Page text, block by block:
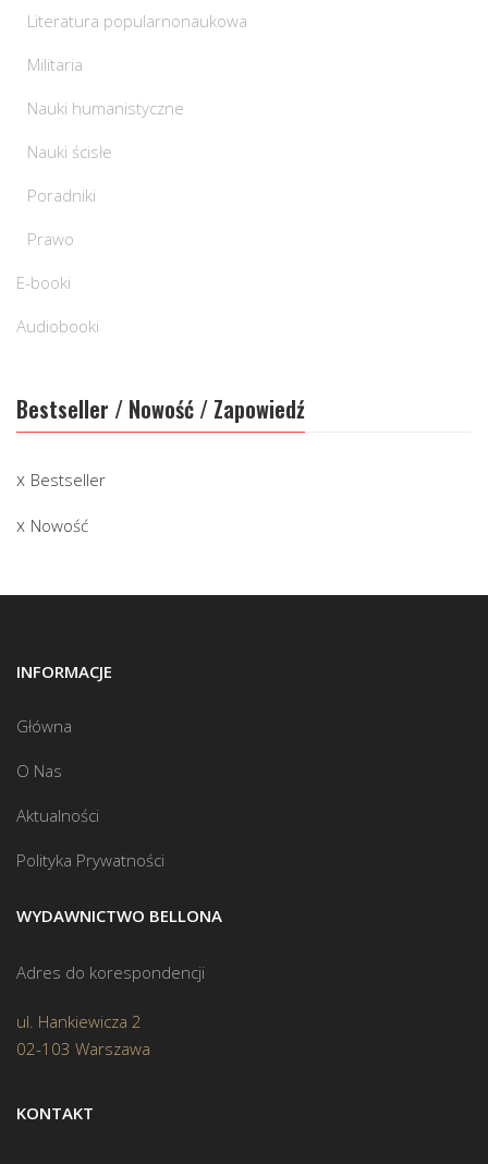
Literatura popularnonaukowa
Militaria
Nauki humanistyczne
Nauki ścisłe
Poradniki
Prawo
E-booki
Audiobooki
Bestseller / Nowość / Zapowiedź
Bestseller
Nowość
INFORMACJE
Główna
O Nas
Aktualności
Polityka Prywatności
WYDAWNICTWO BELLONA
Adres do korespondencji
ul. Hankiewicza 2
02-103 Warszawa
KONTAKT